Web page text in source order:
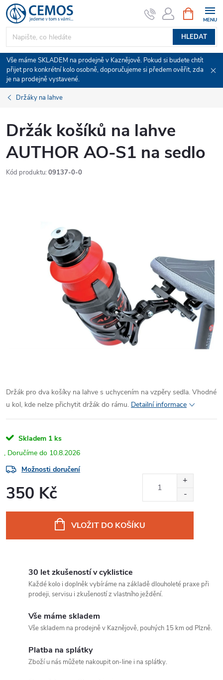
Přejít
na
obsah
HLEDAT
NÁKUPNÍ
KOŠÍK
Vše máme SKLADEM na prodejně v Kaznějově. Pokud si budete chtít
přijet pro konkrétní kolo osobně, doporučujeme si předem ověřit, zda
je na prodejně vystavené.
Držáky na lahve
Držák košíků na lahve
AUTHOR AO-S1 na sedlo
Kód produktu: 09137-0-0
Držák pro dva košíky na lahve s uchycením na vzpěry sedla. Vhodné
u kol, kde nelze přichytit držák do rámu. Detailní informace
Skladem 1 ks
10.8.2026
Možnosti doručení
350 Kč
VLOŽIT DO KOŠÍKU
30 let zkušeností v cyklistice
Každé kolo i doplněk vybíráme na základě dlouholeté praxe při
prodeji, servisu i zkušeností z vlastního ježdění.
Vše máme skladem
Vše skladem na prodejně v Kaznějově, pouhých 15 km od Plzně.
Platba na splátky
Zboží u nás můžete nakoupit on-line i na splátky.